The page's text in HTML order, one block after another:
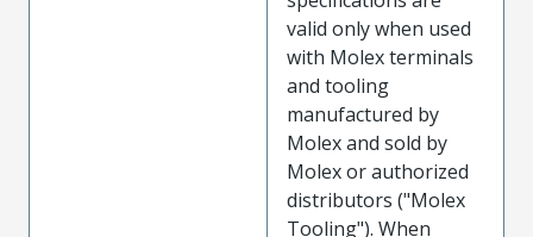
valid only when used
with Molex terminals
and tooling
manufactured by
Molex and sold by
Molex or authorized
distributors ("Molex
Tooling"). When